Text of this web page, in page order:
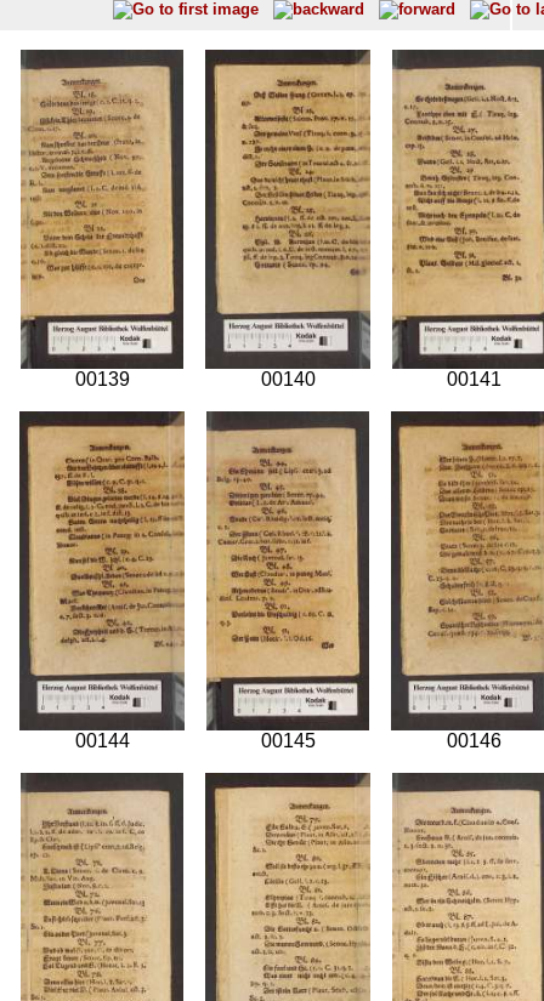
00139 00140 00141
00144 00145 00146